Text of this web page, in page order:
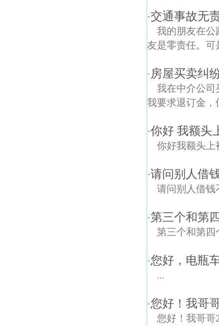
·交通事故无
我的朋友在公
友是零责任。可
· 房屋买卖纠
我在中介公司
我要求退订金，
·你好 我额头
你好我额头上
·请问别人借
请问别人借钱
·第三个和第
第三个和第
·您好，电瓶
...
·您好！我哥
您好！我哥哥